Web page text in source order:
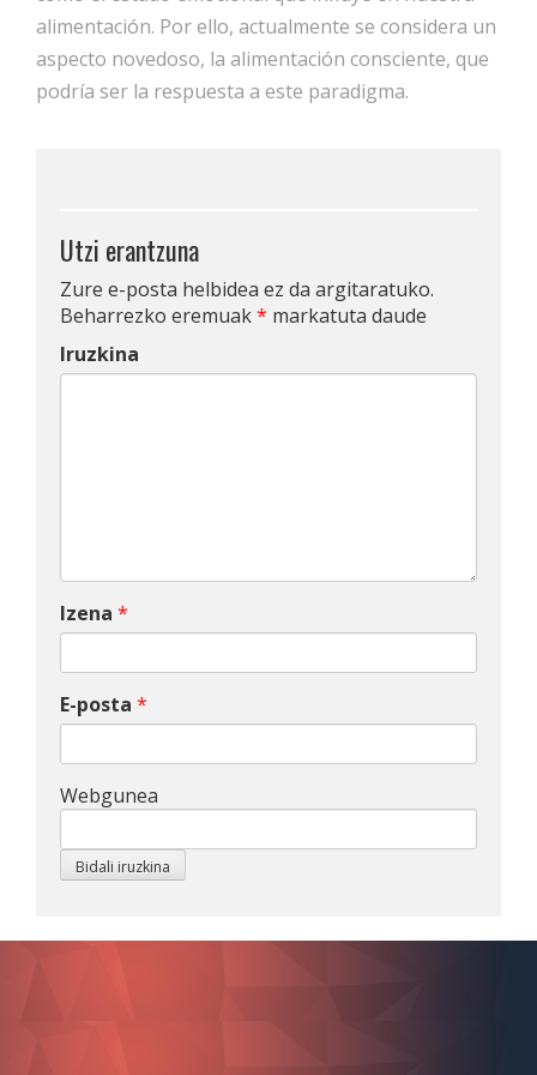
alimentación. Por ello, actualmente se considera un
aspecto novedoso, la alimentación consciente, que
podría ser la respuesta a este paradigma.
Utzi erantzuna
Zure e-posta helbidea ez da argitaratuko.
Beharrezko eremuak* markatuta daude
Iruzkina
Izena *
E-posta *
Webgunea